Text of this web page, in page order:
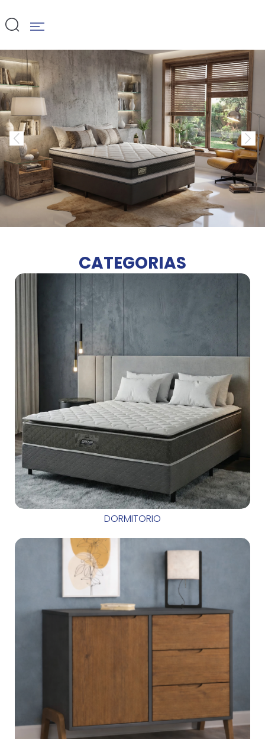
CATEGORIAS
DORMITORIO